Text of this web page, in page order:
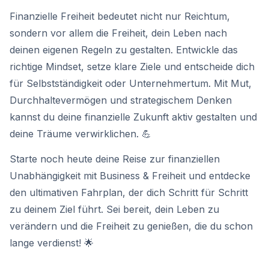
Finanzielle Freiheit bedeutet nicht nur Reichtum,
sondern vor allem die Freiheit, dein Leben nach
deinen eigenen Regeln zu gestalten. Entwickle das
richtige Mindset, setze klare Ziele und entscheide dich
für Selbstständigkeit oder Unternehmertum. Mit Mut,
Durchhaltevermögen und strategischem Denken
kannst du deine finanzielle Zukunft aktiv gestalten und
deine Träume verwirklichen. 💪
Starte noch heute deine Reise zur finanziellen
Unabhängigkeit mit Business & Freiheit und entdecke
den ultimativen Fahrplan, der dich Schritt für Schritt
zu deinem Ziel führt. Sei bereit, dein Leben zu
verändern und die Freiheit zu genießen, die du schon
lange verdienst! 🌟